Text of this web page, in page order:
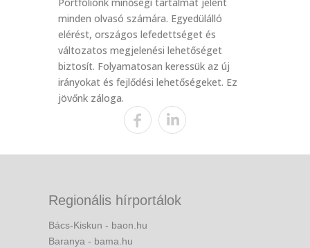
minden olvasó számára. Egyedülálló
elérést, országos lefedettséget és
változatos megjelenési lehetőséget
biztosít. Folyamatosan keressük az új
irányokat és fejlődési lehetőségeket. Ez
jövőnk záloga.
Regionális hírportálok
Bács-Kiskun - baon.hu
Baranya - bama.hu